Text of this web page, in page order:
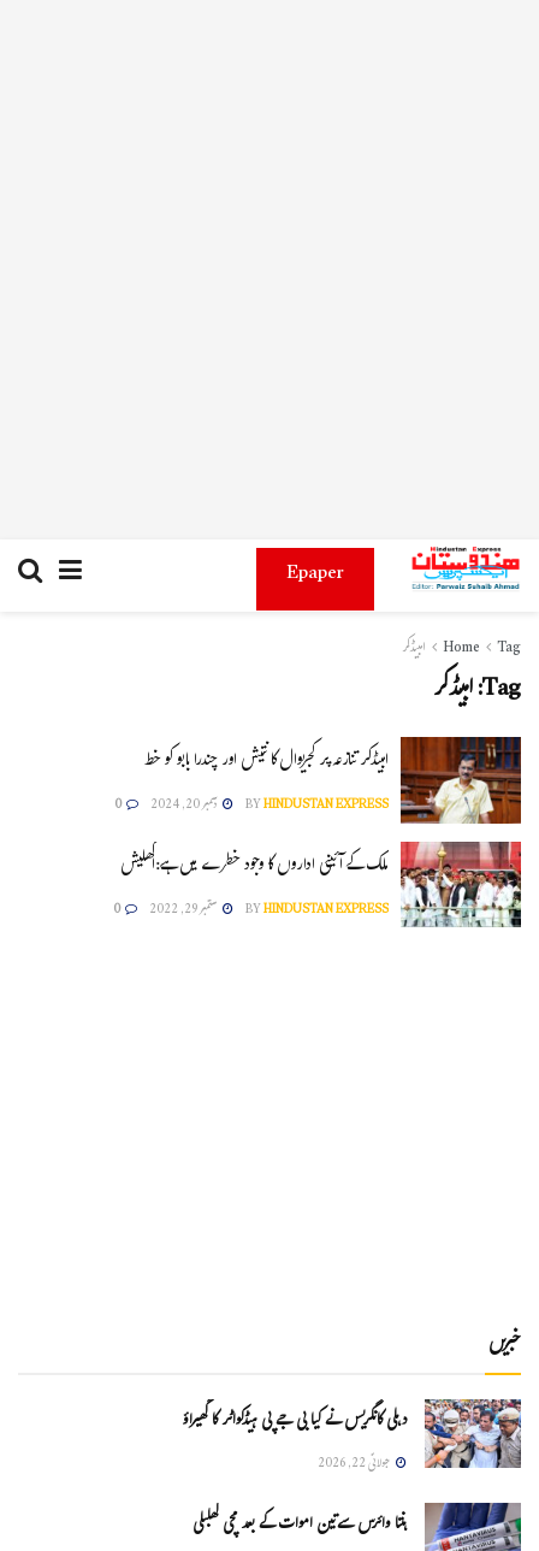
Epaper
Home Tag امبیڈکر
Tag:امبیڈکر
امبیڈکر تنازعہ پر کجریوال کا نتیش اور چندرا بابو کو خط
BYHINDUSTAN EXPRESS دسمبر 20, 2024 0
ملک کے آئینی اداروں کا وجود خطرے میں ہے:اکھلیش
BYHINDUSTAN EXPRESS ستمبر 29, 2022 0
خبریں
دہلی کانگریس نے کیا بی جے پی ہیڈکواٹر کا گھیراؤ
جولائی 22, 2026
ہنتا وائرس سےتین اموات کے بعد مچی کھلبلی